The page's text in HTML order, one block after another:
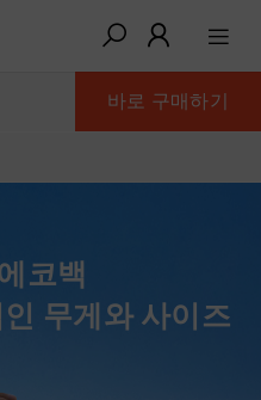
바로 구매하기
코백
무게와 사이즈